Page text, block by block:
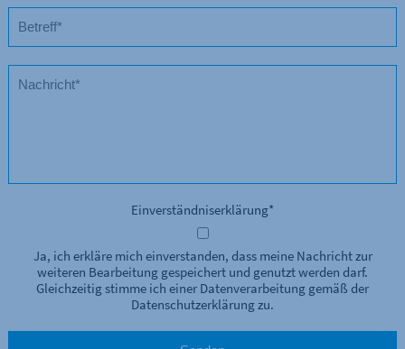
Einverständniserklärung*
Ja, ich erkläre mich einverstanden, dass meine Nachricht zur
weiteren Bearbeitung gespeichert und genutzt werden darf.
Gleichzeitig stimme ich einer Datenverarbeitung gemäß der
Datenschutzerklärung zu.